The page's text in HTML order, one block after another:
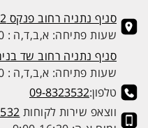
סניף נתניה רחוב פנקס 12
שעות פתיחה: א,ב,ד,ה : 9:00-15:00, ג: 9:00-13:00
סניף נתניה רחוב שד
שעות פתיחה: א,ב,ד,ה : 9:00-18:00, ג,ו: 9:00-13:00
טלפון:09-8323532
ווצאפ שירות לקוחות